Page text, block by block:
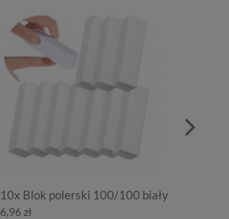
10x Blok polerski 100/100 biały
6,96 zł